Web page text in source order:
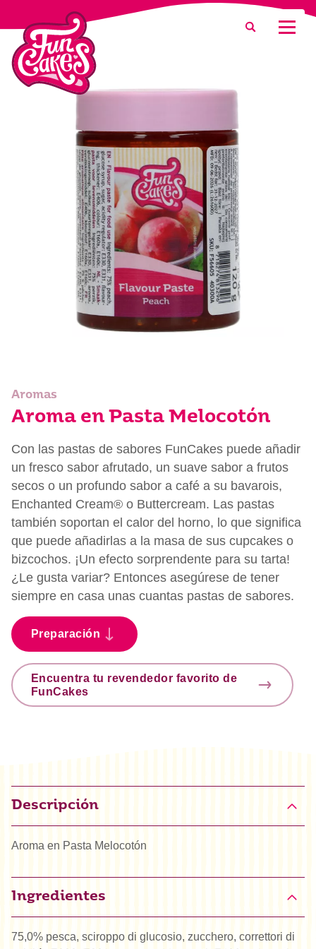
¿Qué estás buscando?
Buscar
Aromas
Aroma en Pasta Melocotón
Con las pastas de sabores FunCakes puede añadir
un fresco sabor afrutado, un suave sabor a frutos
secos o un profundo sabor a café a su bavarois,
Enchanted Cream® o Buttercream. Las pastas
también soportan el calor del horno, lo que significa
que puede añadirlas a la masa de sus cupcakes o
bizcochos. ¡Un efecto sorprendente para su tarta!
¿Le gusta variar? Entonces asegúrese de tener
siempre en casa unas cuantas pastas de sabores.
Preparación
Encuentra tu revendedor favorito de
FunCakes
Descripción
Aroma en Pasta Melocotón
Ingredientes
75,0% pesca, sciroppo di glucosio, zucchero, correttori di